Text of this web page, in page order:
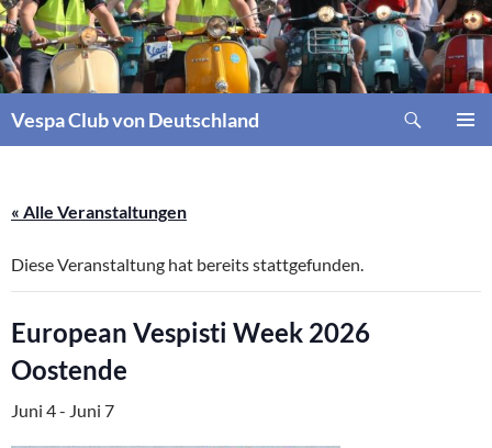
Zum
Inhalt
springen
Vespa Club von Deutschland
« Alle Veranstaltungen
Diese Veranstaltung hat bereits stattgefunden.
European Vespisti Week 2026
Oostende
Juni 4- Juni 7